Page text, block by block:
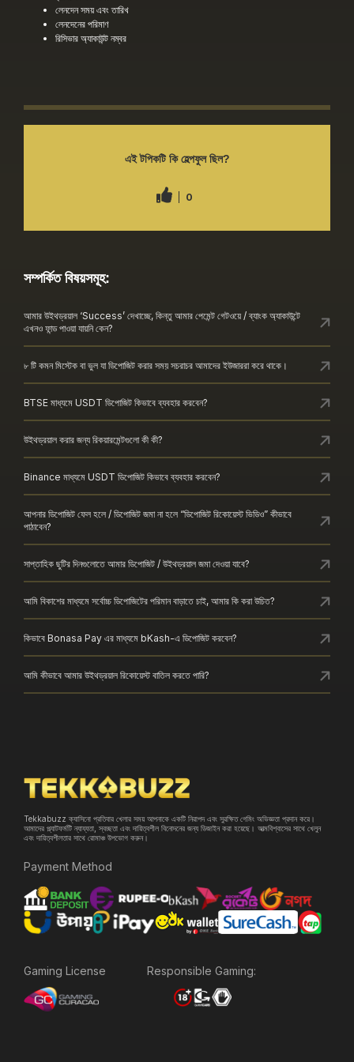
লেনদেন সময় এবং তারিখ
লেনদেনের পরিমাণ
রিসিভার অ্যাকাউন্ট নম্বর
এই টপিকটি কি হেল্পফুল ছিল?
0
সম্পর্কিত বিষয়সমূহ:
আমার উইথড্রয়াল ‘Success’ দেখাচ্ছে, কিন্তু আমার পেমেন্ট গেটওয়ে / ব্যাংক অ্যাকাউন্টে
এখনও ফান্ড পাওয়া যায়নি কেন?
৮ টি কমন মিস্টেক বা ভুল যা ডিপোজিট করার সময় সচরাচর আমাদের ইউজাররা করে থাকে।
BTSE মাধ্যমে USDT ডিপোজিট কিভাবে ব্যবহার করবেন?
উইথড্রয়াল করার জন্য রিকয়ারমেন্টগুলো কী কী?
Binance মাধ্যমে USDT ডিপোজিট কিভাবে ব্যবহার করবেন?
আপনার ডিপোজিট ফেল হলে / ডিপোজিট জমা না হলে “ডিপোজিট রিকোয়েস্ট ভিডিও” কীভাবে
পাঠাবেন?
সাপ্তাহিক ছুটির দিনগুলোতে আমার ডিপোজিট / উইথড্রয়াল জমা দেওয়া যাবে?
আমি বিকাশের মাধ্যমে সর্বোচ্চ ডিপোজিটের পরিমান বাড়াতে চাই, আমার কি করা উচিত?
কিভাবে Bonasa Pay এর মাধ্যমে bKash-এ ডিপোজিট করবেন?
আমি কীভাবে আমার উইথড্রয়াল রিকোয়েস্ট বাতিল করতে পারি?
Tekkabuzz ক্যাসিনো প্রতিবার খেলার সময় আপনাকে একটি নিরাপদ এবং সুরক্ষিত গেমিং অভিজ্ঞতা প্রদান করে।
আমাদের প্ল্যাটফর্মটি ন্যায্যতা, স্বচ্ছতা এবং দায়িত্বশীল বিনোদনের জন্য ডিজাইন করা হয়েছে। আত্মবিশ্বাসের সাথে খেলুন
এবং দায়িত্বশীলতার সাথে রোমাঞ্চ উপভোগ করুন।
Payment Method
Gaming License Responsible Gaming: